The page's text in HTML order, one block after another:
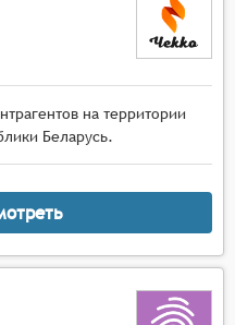
на территории
Беларусь.